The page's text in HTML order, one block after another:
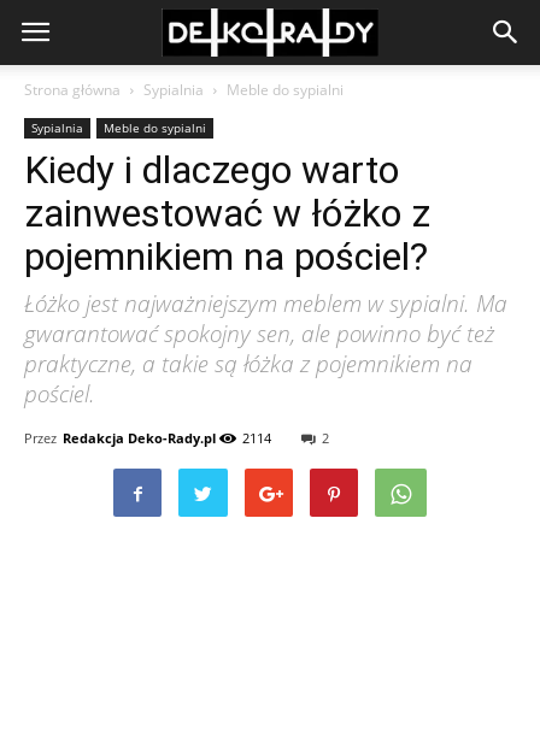
Strona główna Sypialnia Meble do sypialni
Sypialnia Meble do sypialni
Kiedy i dlaczego warto
zainwestować w łóżko z
pojemnikiem na pościel?
Łóżko jest najważniejszym meblem w sypialni. Ma
gwarantować spokojny sen, ale powinno być też
praktyczne, a takie są łóżka z pojemnikiem na
pościel.
Przez Redakcja Deko-Rady.pl 2114 2